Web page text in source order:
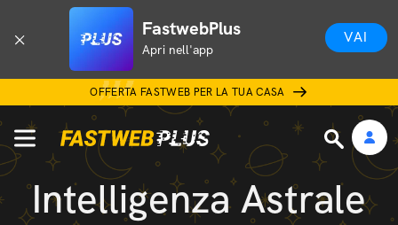
FastwebPlus
Apri nell'app
VAI
OFFERTA FASTWEB PER LA TUA CASA
Intelligenza Astrale